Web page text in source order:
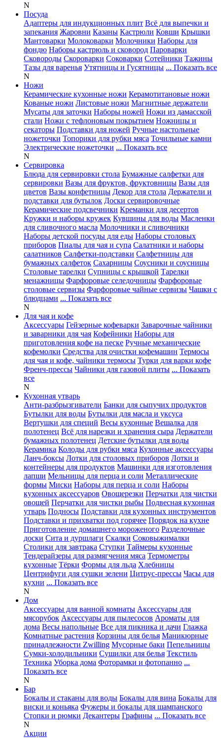
N
Посуда
Адаптеры для индукционных плит Всё для выпечки и
запекания Жаровни Казаны Кастрюли Ковши Крышки
Мантоварки Молоковарки Молочники Наборы для
фондю Наборы кастрюль и сковород Пароварки
Сковороды Скороварки Соковарки Сотейники Тажины
Тазы для варенья Утятницы и Гусятницы ... Показать все
N
Ножи
Керамические кухонные ножи Керамотитановые ножи
Кованые ножи Листовые ножи Магнитные держатели
Мусаты для заточки Наборы ножей Ножи из дамасской
стали Ножи с тефлоновым покрытием Ножницы и
секаторы Подставки для ножей Ручные настольные
ножеточки Топорики для рубки мяса Точильные камни
Электрические ножеточки ... Показать все
N
Сервировка
Блюда для сервировки стола Бумажные салфетки для
сервировки Вазы для фруктов, фруктовницы Вазы для
цветов Вазы конфетницы Декор для стола Держатели и
подставки для бутылок Доски сервировочные
Керамические подсвечники Креманки для десертов
Кружки и наборы кружек Кувшины для воды Масленки
для сливочного масла Молочники и сливочники
Наборы детской посуды для еды Наборы столовых
приборов Пиалы для чая и супа Салатники и наборы
салатников Салфетки-подставки Салфетницы для
бумажных салфеток Сахарницы Соусники и соусницы
Столовые тарелки Супницы с крышкой Тарелки
менажницы Фарфоровые селедочницы Фарфоровые
столовые сервизы Фарфоровые чайные сервизы Чашки с
блюдцами ... Показать все
N
Для чая и кофе
Аксессуары Гейзерные кофеварки Заварочные чайники
и заварники для чая Кофейники Наборы для
приготовления кофе на песке Ручные механические
кофемолки Средства для очистки кофемашин Термосы
для чая и кофе, чайники термосы Турки для варки кофе
Френч-прессы Чайники для газовой плиты ... Показать
все
N
Кухонная утварь
Анти-разбрызгиватели Банки для сыпучих продуктов
Бутылки для воды Бутылки для масла и уксуса
Вертушки для специй Весы кухонные Вешалка для
полотенец Всё для нарезки и хранения сыра Держатели
бумажных полотенец Детские бутылки для воды
Керамика Колоды для рубки мяса Кухонные аксессуары
Ланч-боксы Лотки для столовых приборов Лотки и
контейнеры для продуктов Машинки для изготовления
лапши Мельницы для перца и соли Металлические
формы Миски Наборы для перца и соли Наборы
кухонных аксессуаров Овощерезки Перчатки для чистки
овощей Перчатки для чистки рыбы Подвесная кухонная
утварь Подносы Подставки для кухонных инструментов
Подставки и прихватки под горячее Порядок на кухне
Приготовление домашнего мороженого Разделочные
доски Сита и дуршлаги Скалки Соковыжималки
Столики для завтрака Ступки Таймеры кухонные
Тендерайзеры для размягчения мяса Термометры
кухонные Тёрки Формы для льда Хлебницы
Центрифуги для сушки зелени Цитрус-прессы Часы для
кухни ... Показать все
N
Дом
Аксессуары для ванной комнаты Аксессуары для
мясорубок Аксессуары для пылесосов Ароматы для
дома Весы напольные Все для пикника и дачи Глажка
Комнатные растения Корзины для белья Маникюрные
принадлежности Zwilling Мусорные баки Пепельницы
Сумки-холодильники Сушилки для белья Текстиль
Техника Уборка дома Фоторамки и фотопанно ...
Показать все
N
Бар
Бокалы и стаканы для воды Бокалы для вина Бокалы для
виски и коньяка Фужеры и бокалы для шампанского
Стопки и рюмки Декантеры Графины ... Показать все
N
Акции